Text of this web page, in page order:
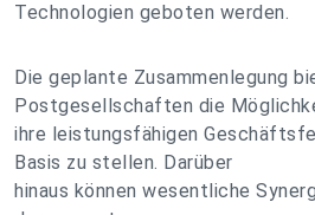
Technologien geboten werden.
Die geplante Zusammenlegung
Postgesellschaften die
ihre leistungsfähigen
Basis zu stellen. Darüber
hinaus können wesentliche